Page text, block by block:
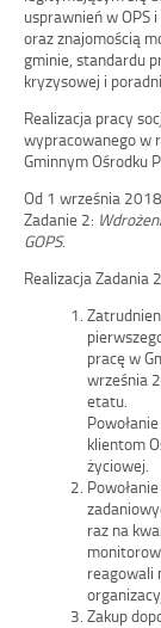
usprawnień w OPS
oraz znajomością
gminie, standardu
kryzysowej i
Realizacja pracy
wypracowanego w
Gminnym Ośrodku
Od 1 września
Zadanie 2:
GOPS.
Realizacja Zadania
pracę w
września
etatu.
klientom
życiowej.
raz na
reagowali
Zakup